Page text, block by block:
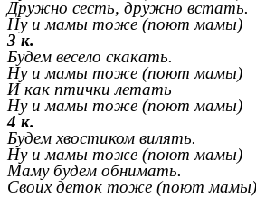
Дружно сесть, дружно встать.
Ну и мамы тоже (поют мамы)
3 к.
Будем весело скакать.
Ну и мамы тоже (поют мамы)
И как птички летать
Ну и мамы тоже (поют мамы)
4 к.
Будем хвостиком вилять.
Ну и мамы тоже (поют мамы)
Маму будем обнимать.
Своих деток тоже (поют мамы)